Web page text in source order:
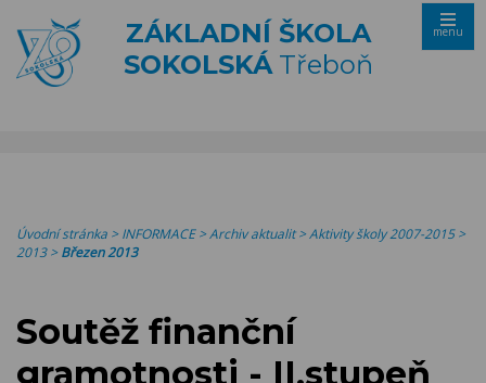
ZÁKLADNÍ ŠKOLA
SOKOLSKÁTřeboň
menu
Úvodní stránka >INFORMACE>Archiv aktualit>Aktivity školy 2007-2015>
2013>Březen 2013
Soutěž finanční
gramotnosti - II.stupeň